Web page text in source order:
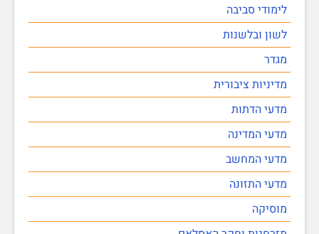
לימודי סביבה
לשון ובלשנות
מגדר
מדיניות ציבורית
מדעי הדתות
מדעי המדינה
מדעי המחשב
מדעי התזונה
מוסיקה